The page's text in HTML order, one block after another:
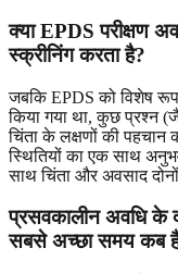
क्या EPDS परीक्षण
स्क्रीनिंग करता है?
जबकि EPDS को विशेष
किया गया था, कुछ प्रश्न
चिंता के लक्षणों की
स्थितियों का एक साथ
साथ चिंता और अवसाद
प्रसवकालीन अवधि के
सबसे अच्छा समय कब